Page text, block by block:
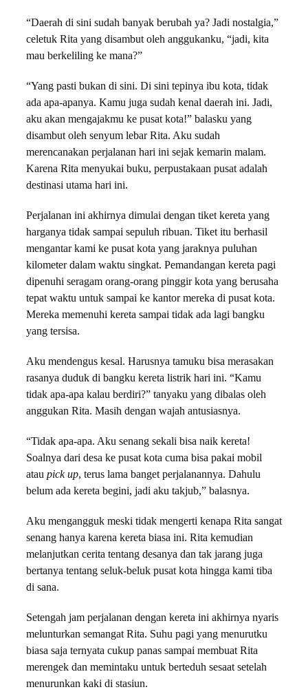
“Daerah di sini sudah banyak berubah ya? Jadi nostalgia,”
celetuk Rita yang disambut oleh anggukanku, “jadi, kita
mau berkeliling ke mana?”
“Yang pasti bukan di sini. Di sini tepinya ibu kota, tidak
ada apa-apanya. Kamu juga sudah kenal daerah ini. Jadi,
aku akan mengajakmu ke pusat kota!” balasku yang
disambut oleh senyum lebar Rita. Aku sudah
merencanakan perjalanan hari ini sejak kemarin malam.
Karena Rita menyukai buku, perpustakaan pusat adalah
destinasi utama hari ini.
Perjalanan ini akhirnya dimulai dengan tiket kereta yang
harganya tidak sampai sepuluh ribuan. Tiket itu berhasil
mengantar kami ke pusat kota yang jaraknya puluhan
kilometer dalam waktu singkat. Pemandangan kereta pagi
dipenuhi seragam orang-orang pinggir kota yang berusaha
tepat waktu untuk sampai ke kantor mereka di pusat kota.
Mereka memenuhi kereta sampai tidak ada lagi bangku
yang tersisa.
Aku mendengus kesal. Harusnya tamuku bisa merasakan
rasanya duduk di bangku kereta listrik hari ini. “Kamu
tidak apa-apa kalau berdiri?” tanyaku yang dibalas oleh
anggukan Rita. Masih dengan wajah antusiasnya.
“Tidak apa-apa. Aku senang sekali bisa naik kereta!
Soalnya dari desa ke pusat kota cuma bisa pakai mobil
atau pick up, terus lama banget perjalanannya. Dahulu
belum ada kereta begini, jadi aku takjub,” balasnya.
Aku mengangguk meski tidak mengerti kenapa Rita sangat
senang hanya karena kereta biasa ini. Rita kemudian
melanjutkan cerita tentang desanya dan tak jarang juga
bertanya tentang seluk-beluk pusat kota hingga kami tiba
di sana.
Setengah jam perjalanan dengan kereta ini akhirnya nyaris
melunturkan semangat Rita. Suhu pagi yang menurutku
biasa saja ternyata cukup panas sampai membuat Rita
merengek dan memintaku untuk berteduh sesaat setelah
menurunkan kaki di stasiun.